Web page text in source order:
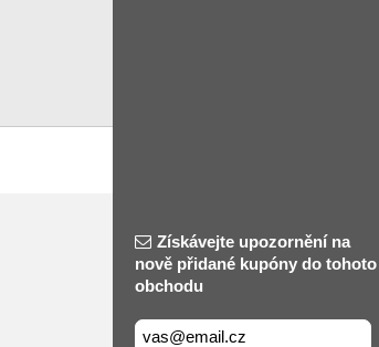
Získávejte upozornění na
nově přidané kupóny do tohoto
obchodu